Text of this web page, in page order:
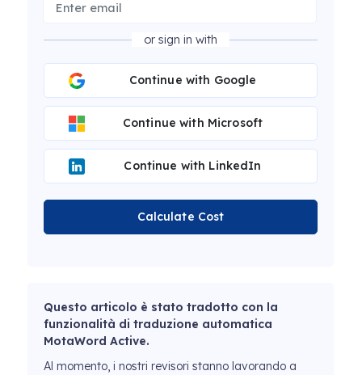
or sign in with
Continue with Google
Continue with Microsoft
Continue with LinkedIn
Calculate Cost
Questo articolo è stato tradotto con la
funzionalità di traduzione automatica
MotaWord Active.
Al momento, i nostri revisori stanno lavorando a